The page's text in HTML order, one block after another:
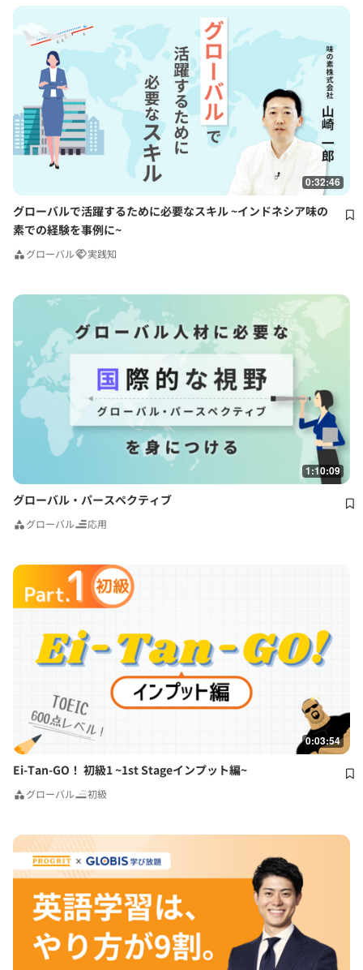
0:32:46
グローバルで活躍するために必要なスキル ~インドネシア味の
素での経験を事例に~
グローバル 実践知
1:10:09
グローバル・パースペクティブ
グローバル 応用
0:03:54
Ei-Tan-GO！ 初級1 ~1st Stageインプット編~
グローバル 初級